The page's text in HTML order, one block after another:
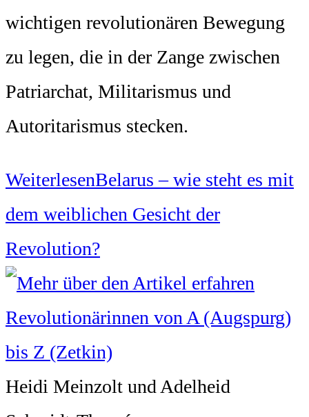
wichtigen revolutionären Bewegung
zu legen, die in der Zange zwischen
Patriarchat, Militarismus und
Autoritarismus stecken.
WeiterlesenBelarus – wie steht es mit
dem weiblichen Gesicht der
Revolution?
Heidi Meinzolt und Adelheid